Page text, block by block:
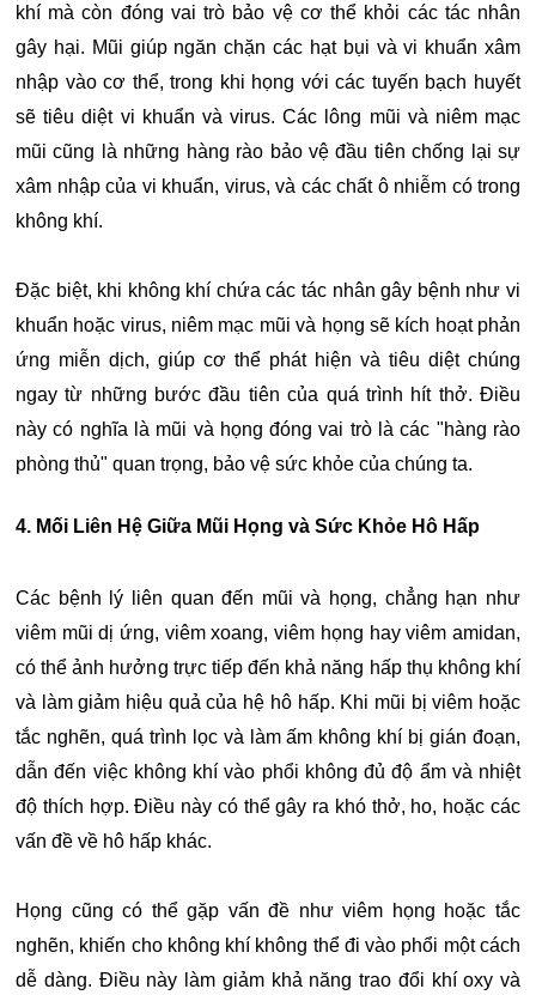
khí mà còn đóng vai trò bảo vệ cơ thể khỏi các tác nhân
gây hại. Mũi giúp ngăn chặn các hạt bụi và vi khuẩn xâm
nhập vào cơ thể, trong khi họng với các tuyến bạch huyết
sẽ tiêu diệt vi khuẩn và virus. Các lông mũi và niêm mạc
mũi cũng là những hàng rào bảo vệ đầu tiên chống lại sự
xâm nhập của vi khuẩn, virus, và các chất ô nhiễm có trong
không khí.
Đặc biệt, khi không khí chứa các tác nhân gây bệnh như vi
khuẩn hoặc virus, niêm mạc mũi và họng sẽ kích hoạt phản
ứng miễn dịch, giúp cơ thể phát hiện và tiêu diệt chúng
ngay từ những bước đầu tiên của quá trình hít thở. Điều
này có nghĩa là mũi và họng đóng vai trò là các "hàng rào
phòng thủ" quan trọng, bảo vệ sức khỏe của chúng ta.
4. Mối Liên Hệ Giữa Mũi Họng và Sức Khỏe Hô Hấp
Các bệnh lý liên quan đến mũi và họng, chẳng hạn như
viêm mũi dị ứng, viêm xoang, viêm họng hay viêm amidan,
có thể ảnh hưởng trực tiếp đến khả năng hấp thụ không khí
và làm giảm hiệu quả của hệ hô hấp. Khi mũi bị viêm hoặc
tắc nghẽn, quá trình lọc và làm ấm không khí bị gián đoạn,
dẫn đến việc không khí vào phổi không đủ độ ẩm và nhiệt
độ thích hợp. Điều này có thể gây ra khó thở, ho, hoặc các
vấn đề về hô hấp khác.
Họng cũng có thể gặp vấn đề như viêm họng hoặc tắc
nghẽn, khiến cho không khí không thể đi vào phổi một cách
dễ dàng. Điều này làm giảm khả năng trao đổi khí oxy và